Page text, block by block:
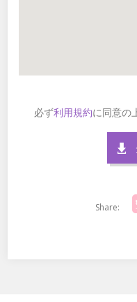
必ず利用規約に同意の
Share: